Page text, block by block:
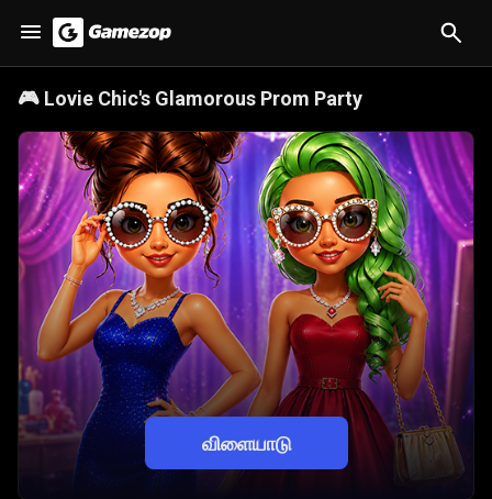
🎮 Lovie Chic's Glamorous Prom Party
விளையாடு